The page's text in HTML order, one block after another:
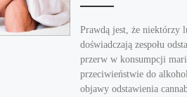
Prawdą jest, że niektórzy
doświadczają zespołu
przerw w konsumpcji
przeciwieństwie do
objawy odstawienia